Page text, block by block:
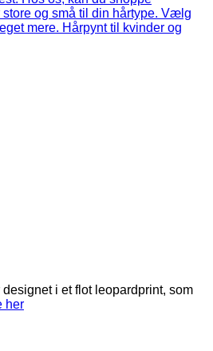
i et flot leopardprint, som
her